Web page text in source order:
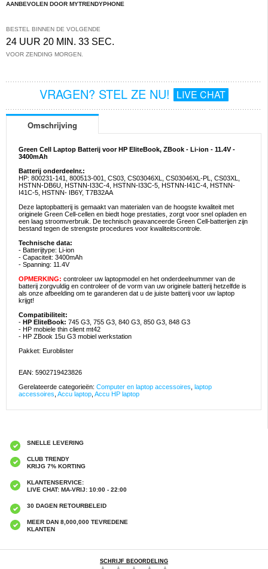
AANBEVOLEN DOOR MYTRENDYPHONE
BESTEL BINNEN DE VOLGENDE
24 UUR 20 MIN. 33 SEC.
VOOR ZENDING MORGEN.
VRAGEN? STEL ZE NU! LIVE CHAT
Omschrijving
Green Cell Laptop Batterij voor HP EliteBook, ZBook - Li-ion - 11.4V -
3400mAh
Batterij onderdeelnr.:
HP: 800231-141, 800513-001, CS03, CS03046XL, CS03046XL-PL, CS03XL,
HSTNN-DB6U, HSTNN-I33C-4, HSTNN-I33C-5, HSTNN-I41C-4, HSTNN-
I41C-5, HSTNN- IB6Y, T7B32AA
Deze laptopbatterij is gemaakt van materialen van de hoogste kwaliteit met
originele Green Cell-cellen en biedt hoge prestaties, zorgt voor snel opladen en
een laag stroomverbruik. De technisch geavanceerde Green Cell-batterijen zijn
bestand tegen de strengste procedures voor kwaliteitscontrole.
Technische data:
- Batterijtype: Li-ion
- Capaciteit: 3400mAh
- Spanning: 11.4V
OPMERKING: controleer uw laptopmodel en het onderdeelnummer van de
batterij zorgvuldig en controleer of de vorm van uw originele batterij hetzelfde is
als onze afbeelding om te garanderen dat u de juiste batterij voor uw laptop
krijgt!
Compatibiliteit:
- HP EliteBook: 745 G3, 755 G3, 840 G3, 850 G3, 848 G3
- HP mobiele thin client mt42
- HP ZBook 15u G3 mobiel werkstation
Pakket: Euroblister
EAN: 5902719423826
Gerelateerde categorieën: Computer en laptop accessoires
laptop
accessoires Accu laptop Accu HP laptop
SNELLE LEVERING
CLUB TRENDY
KRIJG 7% KORTING
KLANTENSERVICE:
LIVE CHAT: MA-VRIJ: 10:00 - 22:00
30 DAGEN RETOURBELEID
MEER DAN 8,000,000 TEVREDENE
KLANTEN
SCHRIJF BEOORDELING